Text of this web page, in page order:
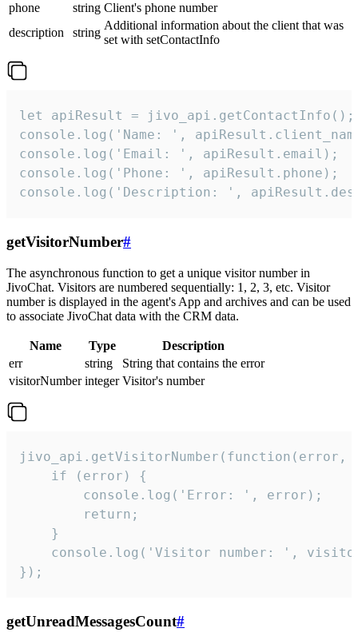
phone
string Client's phone number
description
string
Additional information about the client that was
set with setContactInfo
let apiResult = jivo_api.getContactInfo();
console.log('Name: ',
console.log('Email: ', apiResult.email);
console.log('Phone: ', apiResult.phone);
console.log('Description: ',
getVisitorNumber#
The asynchronous function to get a unique visitor number in
JivoChat. Visitors are numbered sequentially: 1, 2, 3, etc. Visitor
number is displayed in the agent's App and archives and can be used
to associate JivoChat data with the CRM data.
Name Type
Description
err
string
String that contains the error
visitorNumber integer Visitor's number
jivo_api.getVisitorNumber(function(error,
    if (error) {
        console.log('Error: ', error);
        return;
    }
console.log('Visitor number: ',
});
getUnreadMessagesCount#